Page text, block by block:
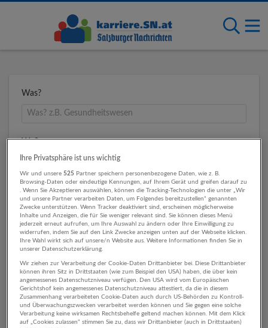
Was?
Wo?
Umkreis
1 Vertrieb, Verkauf,
Kundenbetreuung Land- und
Ihre Privatsphäre ist uns wichtig
Wir und unsere525 Partner speichern personenbezogene Daten, wie z. B.
Browsing-Daten oder eindeutige Kennungen, auf Ihrem Gerät und greifen darauf zu
. Wenn Sie Akzeptieren auswählen, können die Tracking-Technologien die unter „Wir
und unsere Partner verarbeiten Daten, um Folgendes bereitzustellen“ genannten
Zwecke unterstützen. Wenn Tracker deaktiviert sind, erscheinen möglicherweise
Inhalte und Anzeigen, die für Sie weniger relevant sind. Sie können dieses Menü
jederzeit erneut aufrufen, um Ihre Auswahl zu ändern oder Ihre Einwilligung zu
widerrufen, indem Sie auf den Link Zwecke anzeigen unten auf der Webseite klicken.
Ihre Wahl wirkt sich auf unsere/n Website aus. Weitere Informationen finden Sie in
unserer Datenschutzerklärung.
Wir ziehen zur Verarbeitung der Cookie-Daten Drittanbieter bei. Diese Drittanbieter
können ihren Sitz in Drittstaaten (wie zum Beispiel den USA) haben, die über kein
angemessenes Datenschutzniveau verfügen. Den USA wird vom Europäischen
Gerichtshof kein angemessenes Datenschutzniveau attestiert, da die in diesem
Zusammenhang verarbeiteten Cookie-Daten auch durch US-Behörden zu Kontroll-
und Überwachungszwecken verarbeitet werden können und Sie gegen eine solche
Verarbeitung keine wirksamen Rechtsbehelfe geltend machen können. Mit dem Klick
auf „Cookies zulassen“ stimmen Sie zu, dass wir Drittanbieter (auch in Drittstaaten)